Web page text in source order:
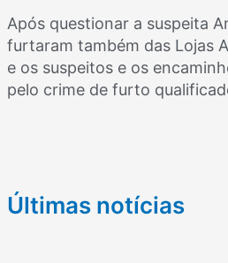
Após questionar a suspeita
furtaram também das Lojas
e os suspeitos e os
pelo crime de furto
Últimas notícias